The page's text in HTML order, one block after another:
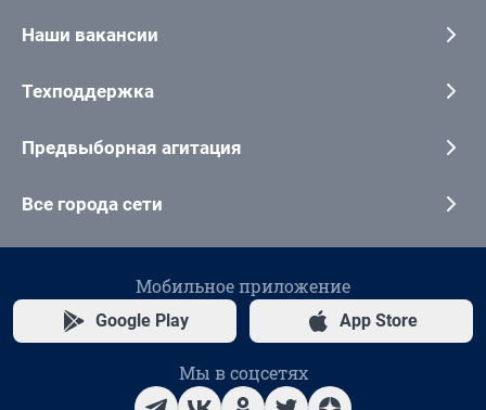
Наши вакансии
Техподдержка
Предвыборная агитация
Все города сети
Мобильное приложение
Google Play App Store
Мы в соцсетях